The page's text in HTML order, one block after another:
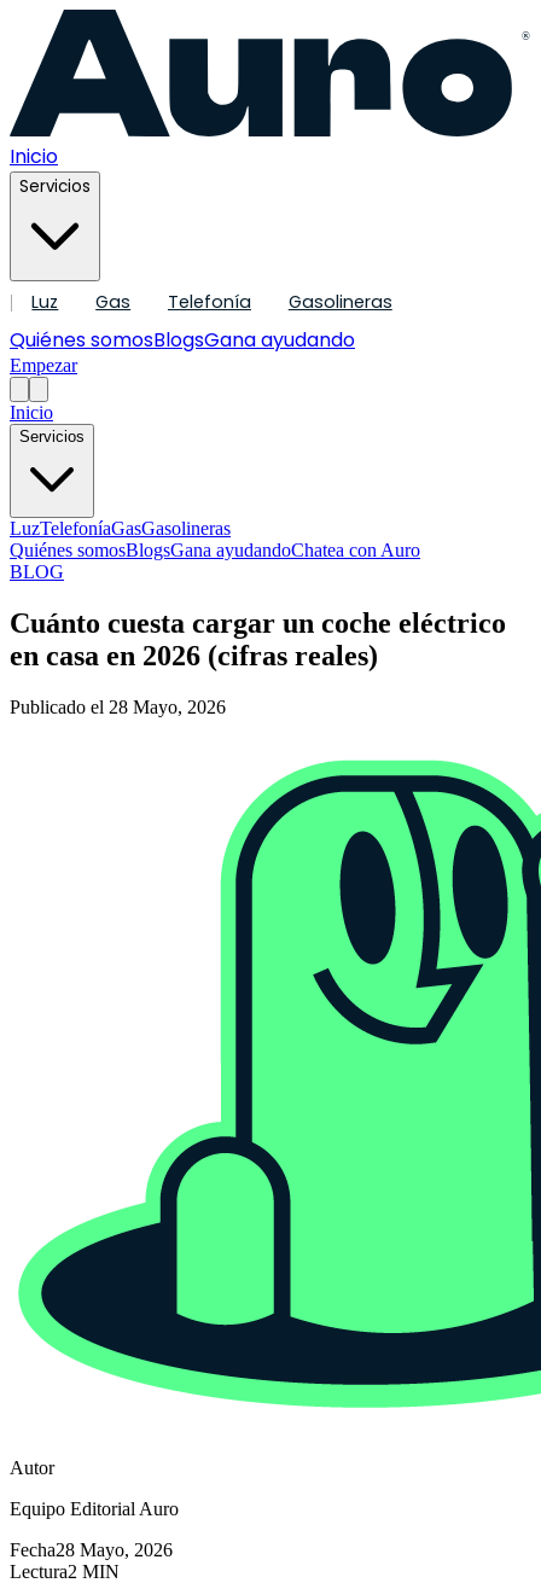
®
Inicio
Servicios
| Luz Gas Telefonía Gasolineras
Quiénes somosBlogsGana ayudando
Empezar
Inicio
Servicios
LuzTelefoníaGasGasolineras
Quiénes somosBlogsGana ayudandoChatea con Auro
BLOG
Cuánto cuesta cargar un coche eléctrico
en casa en 2026 (cifras reales)
Publicado el 28 Mayo, 2026
Autor
Equipo Editorial Auro
Fecha28 Mayo, 2026
Lectura2 MIN